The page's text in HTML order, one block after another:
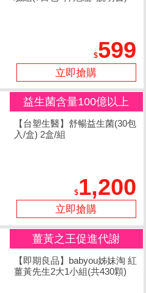
599
立即搶購
益生菌含量100億以上
【台塑生醫】舒暢益生菌(30包
入/盒) 2盒/組
1,200
立即搶購
薑黃之王促進代謝
【即期良品】babyou姊妹淘 紅
薑黃先生2大1小組(共430顆)